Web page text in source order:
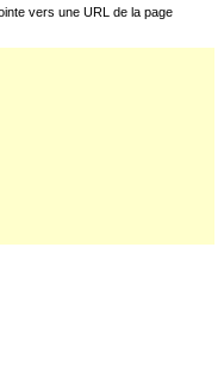
vers une URL de la page